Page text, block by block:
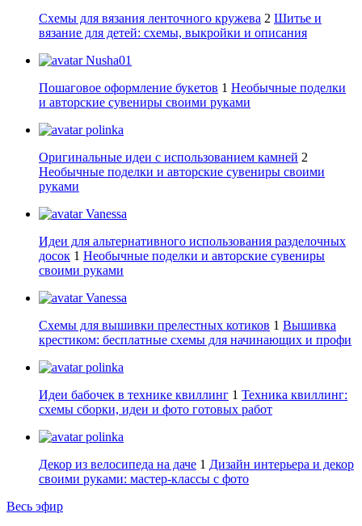
Схемы для вязания ленточного кружева 2 Шитье и
вязание для детей: схемы, выкройки и описания
Nusha01
Пошаговое оформление букетов 1 Необычные поделки
и авторские сувениры своими руками
polinka
Оригинальные идеи с использованием камней 2
Необычные поделки и авторские сувениры своими
руками
Vanessa
Идеи для альтернативного использования разделочных
досок 1 Необычные поделки и авторские сувениры
своими руками
Vanessa
Схемы для вышивки прелестных котиков 1 Вышивка
крестиком: бесплатные схемы для начинающих и профи
polinka
Идеи бабочек в технике квиллинг 1 Техника квиллинг:
схемы сборки, идеи и фото готовых работ
polinka
Декор из велосипеда на даче 1 Дизайн интерьера и декор
своими руками: мастер-классы с фото
Весь эфир